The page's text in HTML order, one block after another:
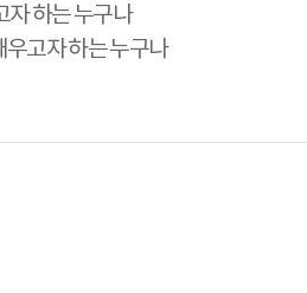
자 하는 누구나
우고자 하는 누구나